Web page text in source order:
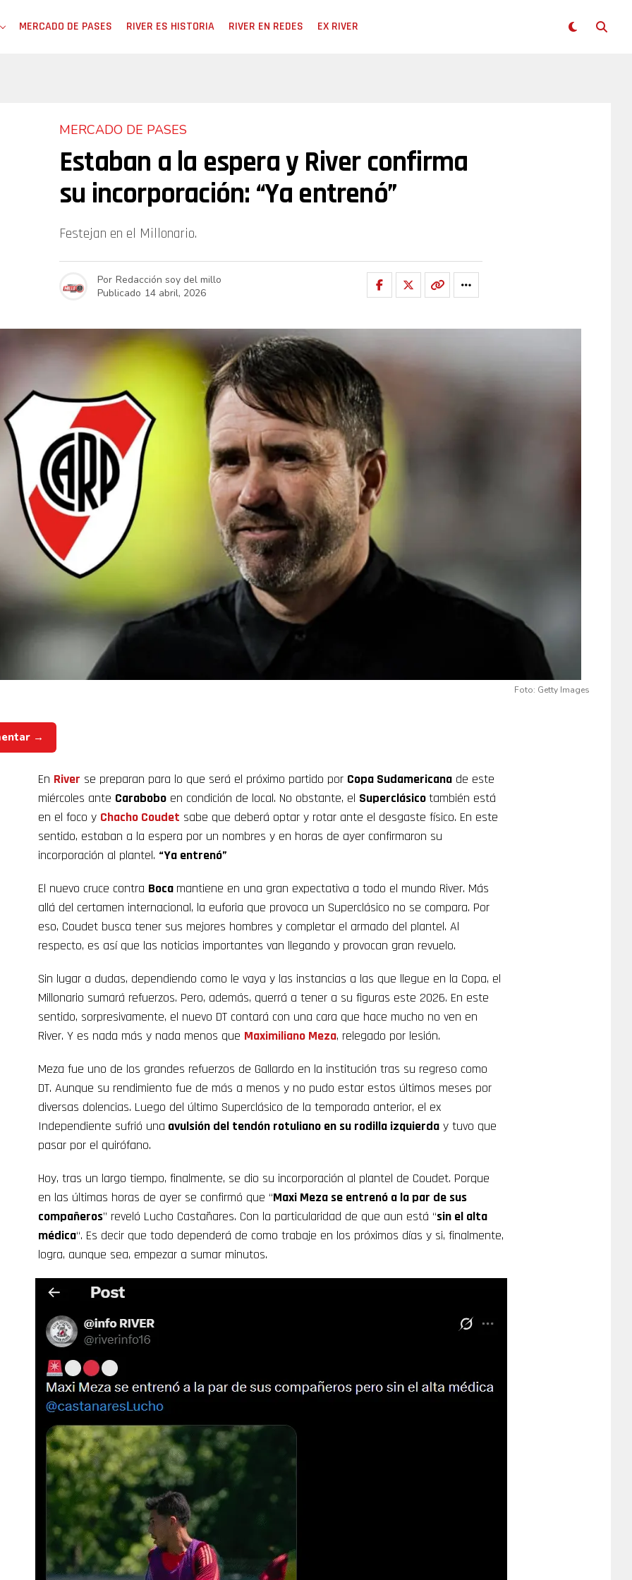
MERCADO DE PASES RIVER ES HISTORIA RIVER EN REDES EX RIVER
MERCADO DE PASES
Estaban a la espera y River confirma
su incorporación: “Ya entrenó”
Festejan en el Millonario.
Por Redacción soy del millo
Publicado 14 abril, 2026
Foto: Getty Images
→
En River se preparan para lo que será el próximo partido por Copa Sudamericana de este
miércoles ante Carabobo en condición de local. No obstante, el Superclásicotambién está
en el foco y Chacho Coudet sabe que deberá optar y rotar ante el desgaste físico. En este
sentido, estaban a la espera por un nombres y en horas de ayer confirmaron su
incorporación al plantel. “Ya entrenó”
El nuevo cruce contra Boca mantiene en una gran expectativa a todo el mundo River. Más
allá del certamen internacional, la euforia que provoca un Superclásico no se compara. Por
eso, Coudet busca tener sus mejores hombres y completar el armado del plantel. Al
respecto, es así que las noticias importantes van llegando y provocan gran revuelo.
Sin lugar a dudas, dependiendo como le vaya y las instancias a las que llegue en la Copa, el
Millonario sumará refuerzos. Pero, además, querrá a tener a su figuras este 2026. En este
sentido, sorpresivamente, el nuevo DT contará con una cara que hace mucho no ven en
River. Y es nada más y nada menos que Maximiliano Meza, relegado por lesión.
Meza fue uno de los grandes refuerzos de Gallardo en la institución tras su regreso como
DT. Aunque su rendimiento fue de más a menos y no pudo estar estos últimos meses por
diversas dolencias. Luego del último Superclásico de la temporada anterior, el ex
Independiente sufrió una avulsión del tendón rotuliano en su rodilla izquierda y tuvo que
pasar por el quirófano.
Hoy, tras un largo tiempo, finalmente, se dio su incorporación al plantel de Coudet. Porque
en las últimas horas de ayer se confirmó que “Maxi Meza se entrenó a la par de sus
compañeros” reveló Lucho Castañares. Con la particularidad de que aun está “sin el alta
médica“. Es decir que todo dependerá de como trabaje en los próximos días y si, finalmente,
logra, aunque sea, empezar a sumar minutos.